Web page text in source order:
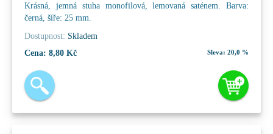
Krásná, jemná stuha monofilová, lemovaná saténem. Barva:
černá, šíře: 25 mm.
Dostupnost: Skladem
Cena: 8,80 Kč Sleva: 20,0 %